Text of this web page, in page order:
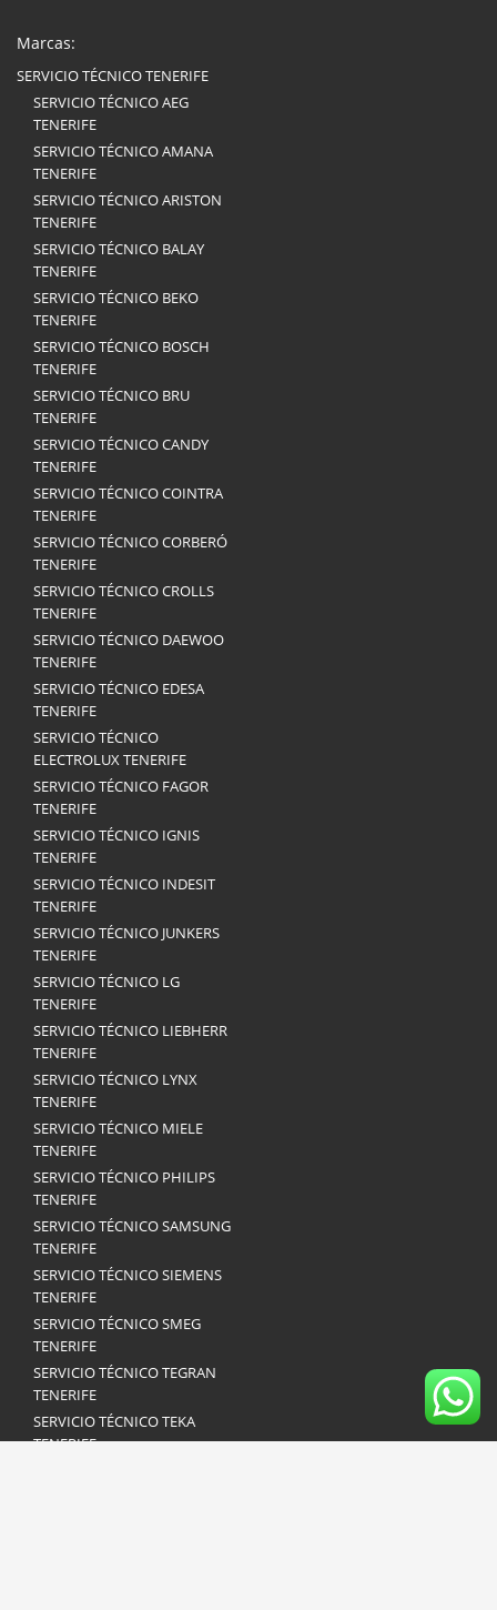
Marcas:
SERVICIO TÉCNICO TENERIFE
SERVICIO TÉCNICO AEG
TENERIFE
SERVICIO TÉCNICO AMANA
TENERIFE
SERVICIO TÉCNICO ARISTON
TENERIFE
SERVICIO TÉCNICO BALAY
TENERIFE
SERVICIO TÉCNICO BEKO
TENERIFE
SERVICIO TÉCNICO BOSCH
TENERIFE
SERVICIO TÉCNICO BRU
TENERIFE
SERVICIO TÉCNICO CANDY
TENERIFE
SERVICIO TÉCNICO COINTRA
TENERIFE
SERVICIO TÉCNICO CORBERÓ
TENERIFE
SERVICIO TÉCNICO CROLLS
TENERIFE
SERVICIO TÉCNICO DAEWOO
TENERIFE
SERVICIO TÉCNICO EDESA
TENERIFE
SERVICIO TÉCNICO
ELECTROLUX TENERIFE
SERVICIO TÉCNICO FAGOR
TENERIFE
SERVICIO TÉCNICO IGNIS
TENERIFE
SERVICIO TÉCNICO INDESIT
TENERIFE
SERVICIO TÉCNICO JUNKERS
TENERIFE
SERVICIO TÉCNICO LG
TENERIFE
SERVICIO TÉCNICO LIEBHERR
TENERIFE
SERVICIO TÉCNICO LYNX
TENERIFE
SERVICIO TÉCNICO MIELE
TENERIFE
SERVICIO TÉCNICO PHILIPS
TENERIFE
SERVICIO TÉCNICO SAMSUNG
TENERIFE
SERVICIO TÉCNICO SIEMENS
TENERIFE
SERVICIO TÉCNICO SMEG
TENERIFE
SERVICIO TÉCNICO TEGRAN
TENERIFE
SERVICIO TÉCNICO TEKA
TENERIFE